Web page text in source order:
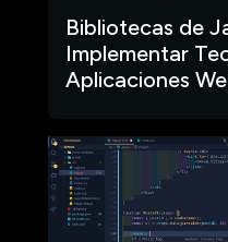
Bibliotecas de
Implementar
Aplicaciones